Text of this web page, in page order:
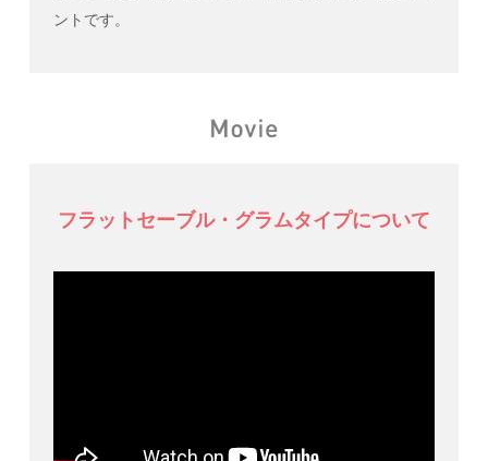
ントです。
フラットセーブル・グラムタイプについて